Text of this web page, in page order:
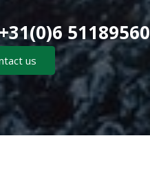
51189560
us